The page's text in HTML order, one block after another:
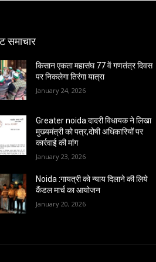
समाचार
किसान एकता महासंघ 77 वें गणतंत्र दिवस
पर निकलेगा तिरंगा यात्रा
January 24, 2026
Greater noida:दादरी विधायक ने लिखा
मुख्यमंत्री को पत्र,दोषी अधिकारियों पर
कार्रवाई की मांग
January 23, 2026
Noida :गायत्री को न्याय दिलाने की लिये
कैंडल मार्च का आयोजन
January 20, 2026